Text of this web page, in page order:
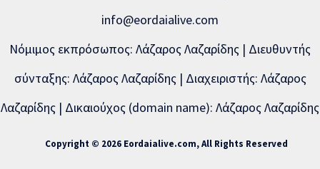
info@eordaialive.com
Νόμιμος εκπρόσωπος: Λάζαρος Λαζαρίδης | Διευθυντής
σύνταξης: Λάζαρος Λαζαρίδης | Διαχειριστής: Λάζαρος
Λαζαρίδης | Δικαιούχος (domain name): Λάζαρος Λαζαρίδης
Copyright © 2026 Eordaialive.com, All Rights Reserved